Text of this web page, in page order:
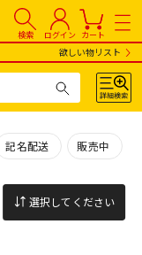
検索 ログイン カート
欲しい物リスト
記名配送 販売中
選択してください